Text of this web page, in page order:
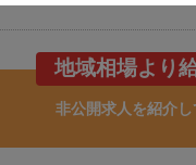
地域相場より
非公開求人を紹介し